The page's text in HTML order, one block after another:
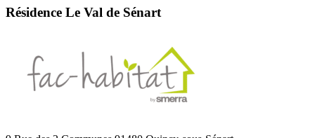
Résidence Le Val de Sénart